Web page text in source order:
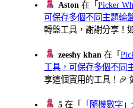
Aston 在「Picker
可保存多個不同主題輪
轉盤工具，謝謝分享！
zeeshy khan 在「
工具，可保存多個不同
享這個實用的工具！🎉
5 在「
「隨機數字